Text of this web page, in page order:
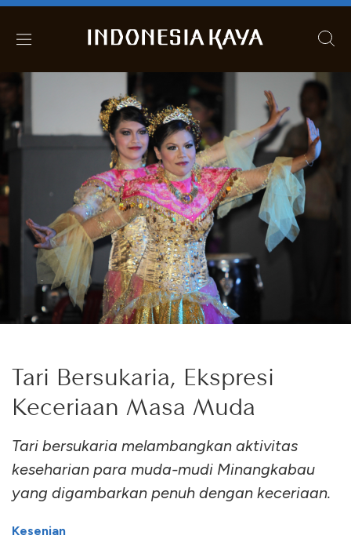
Tari Bersukaria, Ekspresi
Keceriaan Masa Muda
Tari bersukaria melambangkan aktivitas
keseharian para muda-mudi Minangkabau
yang digambarkan penuh dengan keceriaan.
Kesenian